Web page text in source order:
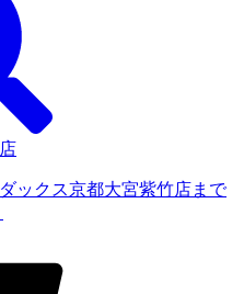
ダックス京都大宮紫竹店まで